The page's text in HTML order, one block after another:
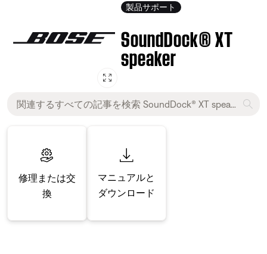
製品サポート
SoundDock® XT
speaker
修理または交
換
マニュアルと
ダウンロード